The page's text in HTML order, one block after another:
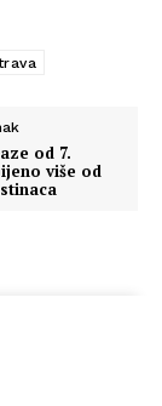
od 7.
više od